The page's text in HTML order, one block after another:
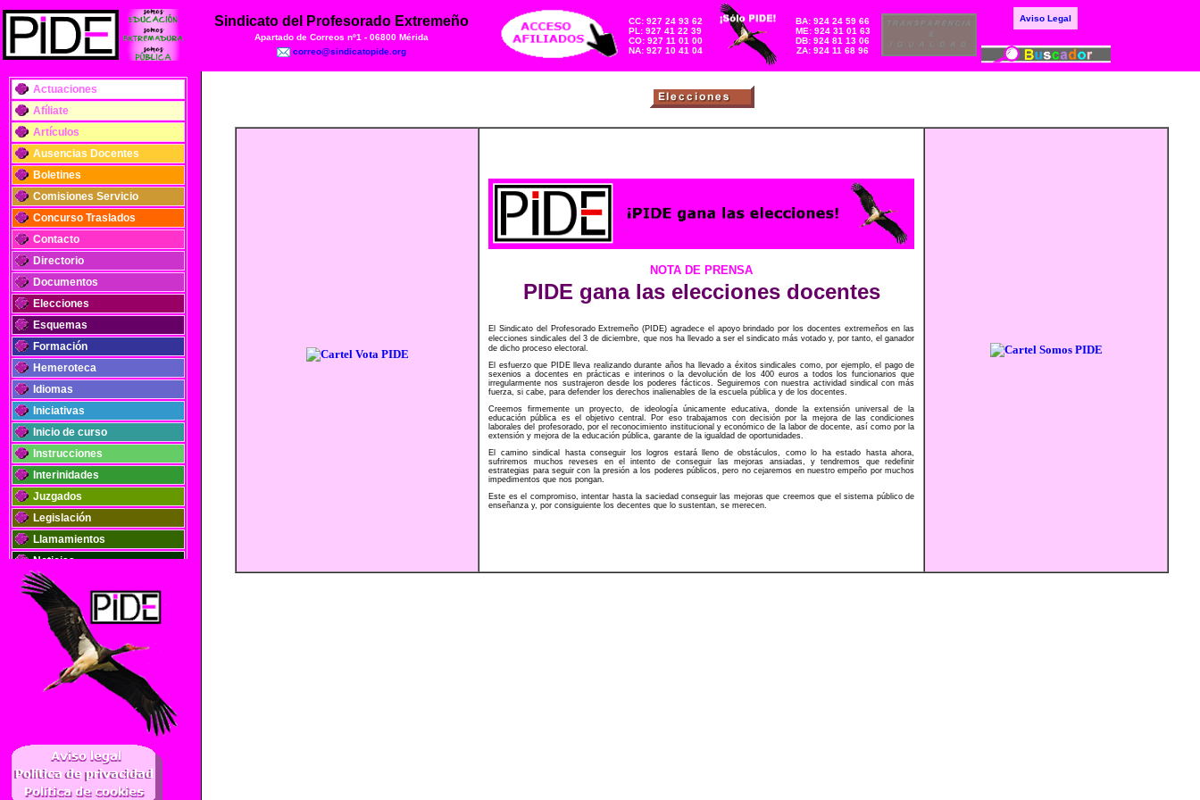
Sindicato del Profesorado Extremeño
Apartado de Correos nº1 - 06800 Mérida
correo@sindicatopide.org
CC: 927 24 93 62
PL: 927 41 22 39
CO: 927 11 01 00
NA: 927 10 41 04
BA: 924 24 59 66
ME: 924 31 01 63
DB: 924 81 13 06
ZA: 924 11 68 96
Aviso Legal
Actuaciones
Afíliate
Artículos
Ausencias Docentes
Boletines
Comisiones Servicio
Concurso Traslados
Contacto
Directorio
Documentos
Elecciones
Esquemas
Formación
Hemeroteca
Idiomas
Iniciativas
Inicio de curso
Instrucciones
Interinidades
Juzgados
Legislación
Llamamientos
Noticias
Oposiciones
Plantillas
Publicaciones
Registros
Retribuciones
Solidaridad
NOTA DE PRENSA
PIDE gana las elecciones docentes
El Sindicato del Profesorado Extremeño (PIDE) agradece el apoyo brindado por los docentes extremeños en las
elecciones sindicales del 3 de diciembre, que nos ha llevado a ser el sindicato más votado y, por tanto, el ganador
de dicho proceso electoral.
El esfuerzo que PIDE lleva realizando durante años ha llevado a éxitos sindicales como, por ejemplo, el pago de
sexenios a docentes en prácticas e interinos o la devolución de los 400 euros a todos los funcionarios que
irregularmente nos sustrajeron desde los poderes fácticos. Seguiremos con nuestra actividad sindical con más
fuerza, si cabe, para defender los derechos inalienables de la escuela pública y de los docentes.
Creemos firmemente un proyecto, de ideología únicamente educativa, donde la extensión universal de la
educación pública es el objetivo central. Por eso trabajamos con decisión por la mejora de las condiciones
laborales del profesorado, por el reconocimiento institucional y económico de la labor de docente, así como por la
extensión y mejora de la educación pública, garante de la igualdad de oportunidades.
El camino sindical hasta conseguir los logros estará lleno de obstáculos, como lo ha estado hasta ahora,
sufriremos muchos reveses en el intento de conseguir las mejoras ansiadas, y tendremos que redefinir
estrategias para seguir con la presión a los poderes públicos, pero no cejaremos en nuestro empeño por muchos
impedimentos que nos pongan.
Este es el compromiso, intentar hasta la saciedad conseguir las mejoras que creemos que el sistema público de
enseñanza y, por consiguiente los decentes que lo sustentan, se merecen.